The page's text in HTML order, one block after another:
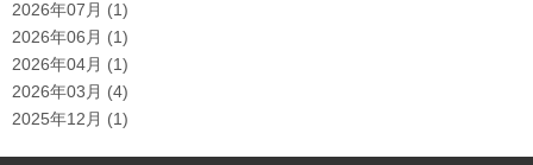
2026年07月 (1)
2026年06月 (1)
2026年04月 (1)
2026年03月 (4)
2025年12月 (1)